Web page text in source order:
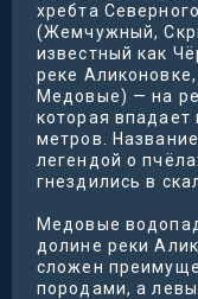
хребта
(Жемчужный,
известный как
реке
Медовые) — на
которая впадает
метров.
легендой о
гнездились в
Медовые
долине реки
сложен
породами, а